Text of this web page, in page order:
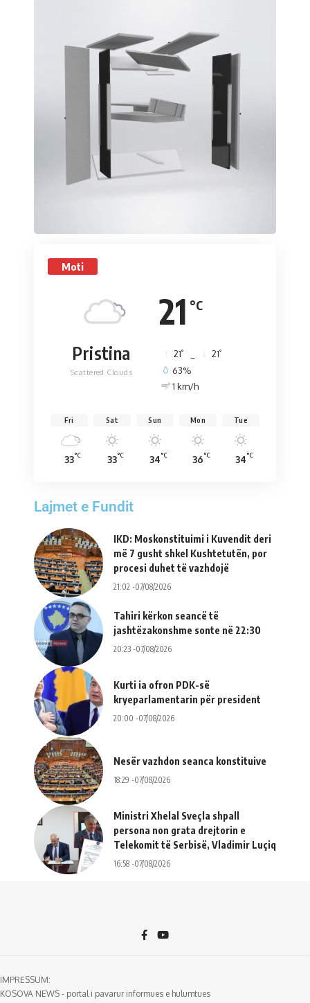
Moti
21 °C
Pristina
Scattered Clouds
21° 21°
63%
1 km/h
Fri
33°C
Sat
33°C
Sun
34°C
Mon
36°C
Tue
34°C
Lajmet e Fundit
IKD: Moskonstituimi i Kuvendit deri
më 7 gusht shkel Kushtetutën, por
procesi duhet të vazhdojë
21:02 -07/08/2026
Tahiri kërkon seancë të
jashtëzakonshme sonte në 22:30
20:23 -07/08/2026
Kurti ia ofron PDK-së
kryeparlamentarin për president
20:00 -07/08/2026
Nesër vazhdon seanca konstituive
18:29 -07/08/2026
Ministri Xhelal Sveçla shpall
persona non grata drejtorin e
Telekomit të Serbisë, Vladimir Luçiq
16:58 -07/08/2026
IMPRESSUM:
KOSOVA NEWS - portal i pavarur informues e hulumtues